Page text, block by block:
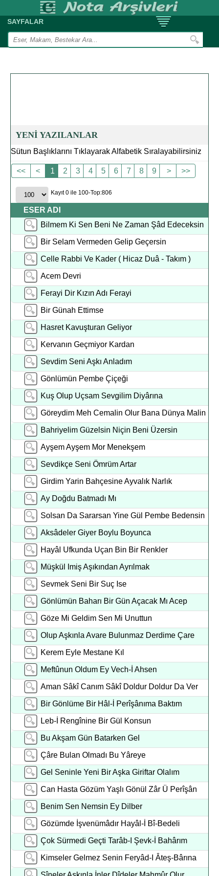
SAYFALAR
YENİ YAZILANLAR
Sütun Başlıklarını Tıklayarak Alfabetik Sıralayabilirsiniz
<< < 1 2 3 4 5 6 7 8 9 > >>
Kayıt 0 ile 100-Top:806
ESER ADI
Bilmem Ki Sen Beni Ne Zaman Şâd Edeceksin
Bir Selam Vermeden Gelip Geçersin
Celle Rabbi Ve Kader ( Hicaz Duâ - Takım )
Acem Devri
Ferayi Dir Kızın Adı Ferayi
Bir Günah Ettimse
Hasret Kavuşturan Geliyor
Kervanın Geçmiyor Kardan
Sevdim Seni Aşkı Anladım
Gönlümün Pembe Çiçeği
Kuş Olup Uçsam Sevgilim Diyârına
Göreydim Meh Cemalin Olur Bana Dünya Malin
Bahriyelim Güzelsin Niçin Beni Üzersin
Ayşem Ayşem Mor Menekşem
Sevdikçe Seni Ömrüm Artar
Girdim Yarin Bahçesine Ayvalık Narlık
Ay Doğdu Batmadı Mı
Solsan Da Sararsan Yine Gül Pembe Bedensin
Aksâdeler Giyer Boylu Boyunca
Hayâl Ufkunda Uçan Bin Bir Renkler
Müşkül Imiş Aşıkından Ayrılmak
Sevmek Seni Bir Suç Ise
Gönlümün Baharı Bir Gün Açacak Mı Acep
Göze Mi Geldim Sen Mi Unuttun
Olup Aşkınla Avare Bulunmaz Derdime Çare
Kerem Eyle Mestane Kıl
Meftûnun Oldum Ey Vech-İ Ahsen
Aman Sâkî Canım Sâkî Doldur Doldur Da Ver
Bir Gönlüme Bir Hâl-İ Perîşânıma Baktım
Leb-İ Rengînine Bir Gül Konsun
Bu Akşam Gün Batarken Gel
Çâre Bulan Olmadı Bu Yâreye
Gel Seninle Yeni Bir Aşka Giriftar Olalım
Can Hasta Gözüm Yaşlı Gönül Zâr Ü Perîşân
Benim Sen Nemsin Ey Dilber
Gözümde İşvenümâdır Hayâl-İ Bî-Bedeli
Çok Sürmedi Geçti Tarâb-I Şevk-İ Bahârım
Kimseler Gelmez Senin Feryâd-I Âteş-Bârına